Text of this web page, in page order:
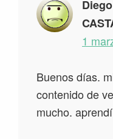
1
Buenos días.
contenido de
mucho.